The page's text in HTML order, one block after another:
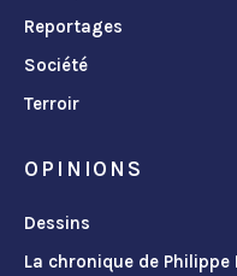
Reportages
Société
Terroir
OPINIONS
Dessins
La chronique de Philippe